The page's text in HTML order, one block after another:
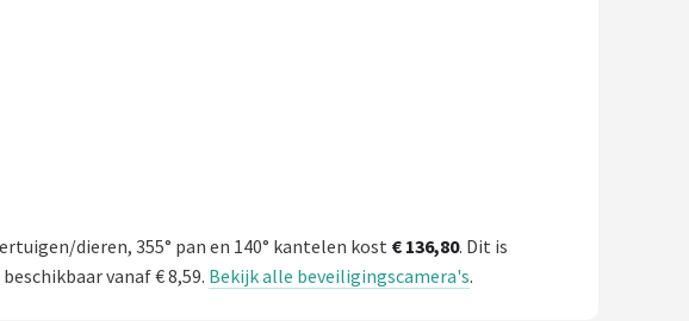
dieren, 355° pan en 140° kantelen kost € 136,80. Dit is
vanaf € 8,59. Bekijk alle beveiligingscamera's.